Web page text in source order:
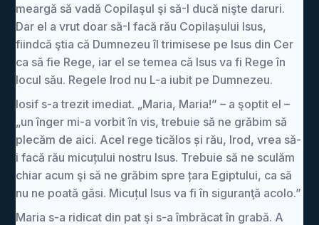
meargă să vadă Copilaşul şi să-I ducă nişte daruri.
Dar el a vrut doar să-I facă rău Copilașului Isus,
fiindcă ştia că Dumnezeu îl trimisese pe Isus din Cer
ca să fie Rege, iar el se temea că Isus va fi Rege în
locul său. Regele Irod nu L-a iubit pe Dumnezeu.
Iosif s-a trezit imediat. „Maria, Maria!” – a şoptit el –
„un înger mi-a vorbit în vis, trebuie să ne grăbim să
plecăm de aici. Acel rege ticălos și rău, Irod, vrea să-
i facă rău micuțului nostru Isus. Trebuie să ne sculăm
chiar acum şi să ne grăbim spre țara Egiptului, ca să
nu ne poată găsi. Micuțul Isus va fi în siguranţă acolo.”
Maria s-a ridicat din pat şi s-a îmbrăcat în grabă. A